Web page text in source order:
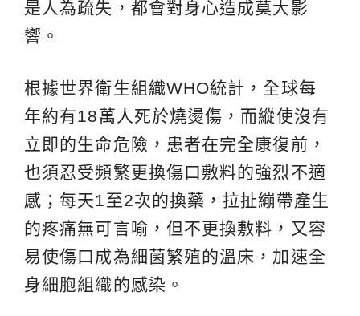
是人為疏失，都會對身心造成莫大影
響。
根據世界衛生組織WHO統計，全球每
年約有18萬人死於燒燙傷，而縱使沒有
立即的生命危險，患者在完全康復前，
也須忍受頻繁更換傷口敷料的強烈不適
感；每天1至2次的換藥，拉扯繃帶產生
的疼痛無可言喻，但不更換敷料，又容
易使傷口成為細菌繁殖的溫床，加速全
身細胞組織的感染。